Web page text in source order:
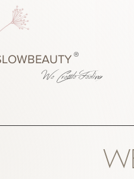
®
We CreateFeeling